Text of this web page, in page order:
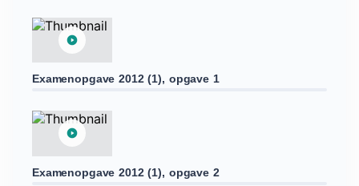
Examenopgave 2012 (1), opgave 1
Examenopgave 2012 (1), opgave 2